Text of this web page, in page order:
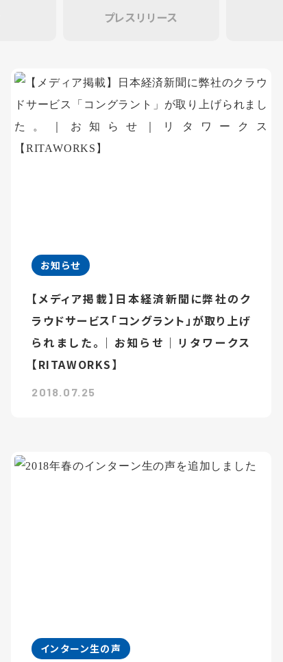
プレスリリース
お知らせ
【メディア掲載】日本経済新聞に弊社のク
ラウドサービス「コングラント」が取り上げ
られました。｜お知らせ｜リタワークス
【RITAWORKS】
2018.07.25
インターン生の声